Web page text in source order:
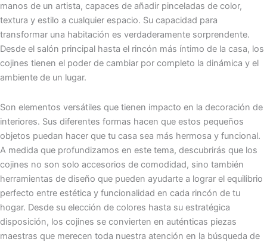
manos de un artista, capaces de añadir pinceladas de color,
textura y estilo a cualquier espacio. Su capacidad para
transformar una habitación es verdaderamente sorprendente.
Desde el salón principal hasta el rincón más íntimo de la casa, los
cojines tienen el poder de cambiar por completo la dinámica y el
ambiente de un lugar.
Son elementos versátiles que tienen impacto en la decoración de
interiores. Sus diferentes formas hacen que estos pequeños
objetos puedan hacer que tu casa sea más hermosa y funcional.
A medida que profundizamos en este tema, descubrirás que los
cojines no son solo accesorios de comodidad, sino también
herramientas de diseño que pueden ayudarte a lograr el equilibrio
perfecto entre estética y funcionalidad en cada rincón de tu
hogar. Desde su elección de colores hasta su estratégica
disposición, los cojines se convierten en auténticas piezas
maestras que merecen toda nuestra atención en la búsqueda de